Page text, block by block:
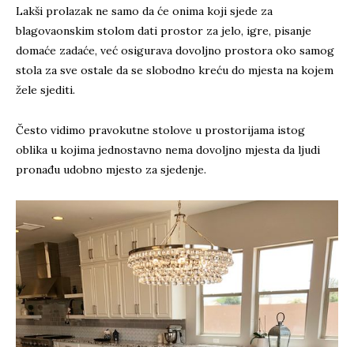
Lakši prolazak ne samo da će onima koji sjede za
blagovaonskim stolom dati prostor za jelo, igre, pisanje
domaće zadaće, već osigurava dovoljno prostora oko samog
stola za sve ostale da se slobodno kreću do mjesta na kojem
žele sjediti.
Često vidimo pravokutne stolove u prostorijama istog
oblika u kojima jednostavno nema dovoljno mjesta da ljudi
pronađu udobno mjesto za sjedenje.